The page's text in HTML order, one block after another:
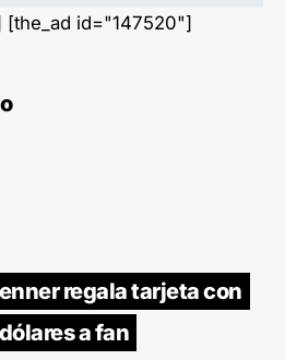
id="147520"]
regala tarjeta con
a fan